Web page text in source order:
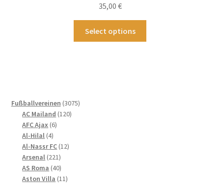
gewählt
35,00 €
Select options
Fußballvereinen 30753075
AC Mailand 120120
AFC Ajax 66
Al-Hilal 44
Produkte
Al-Nassr FC 1212
Arsenal 221221
Produkte
AS Roma 4040
Produkte
Aston Villa 1111